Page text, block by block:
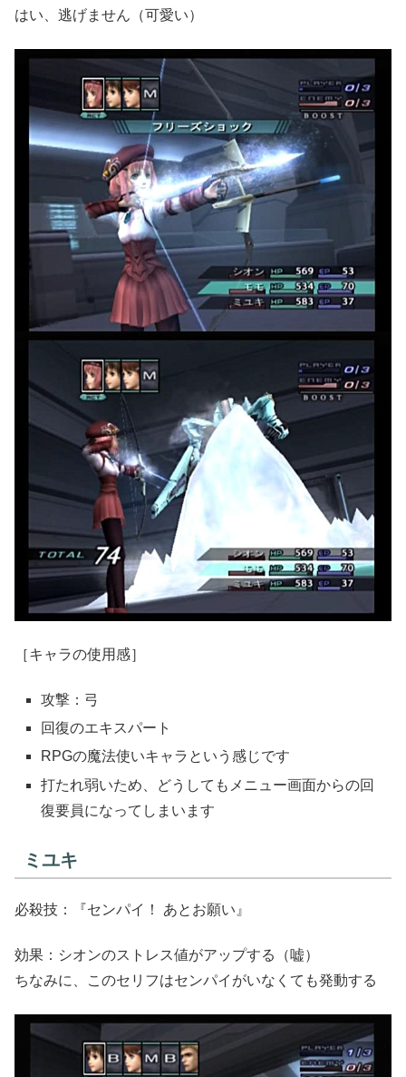
はい、逃げません（可愛い）
［キャラの使用感］
攻撃：弓
回復のエキスパート
RPGの魔法使いキャラという感じです
打たれ弱いため、どうしてもメニュー画面からの回
復要員になってしまいます
ミユキ
必殺技：『センパイ！ あとお願い』
効果：シオンのストレス値がアップする（嘘）
ちなみに、このセリフはセンパイがいなくても発動する